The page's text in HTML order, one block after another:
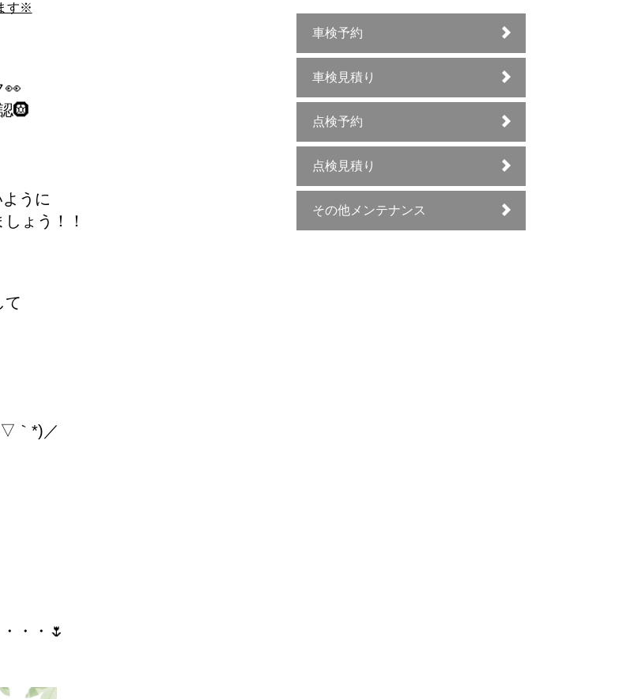
す※
👀
🛞
うに
ょう！！
て
｀*)／
・・🌷
車検予約
車検見積り
点検予約
点検見積り
その他メンテナンス